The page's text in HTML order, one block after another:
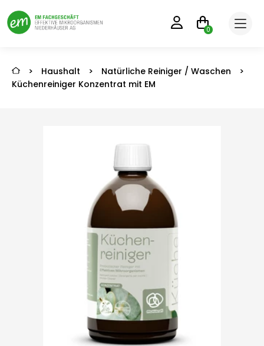
0
> Haushalt > Natürliche Reiniger / Waschen
>
Küchenreiniger Konzentrat mit EM